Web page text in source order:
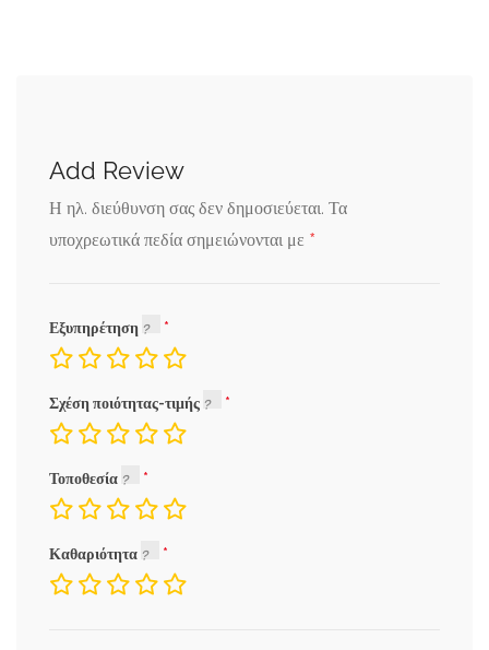
Add Review
Η ηλ. διεύθυνση σας δεν δημοσιεύεται. Τα
υποχρεωτικά πεδία σημειώνονται με *
Εξυπηρέτηση
Σχέση ποιότητας-τιμής
Τοποθεσία
Καθαριότητα